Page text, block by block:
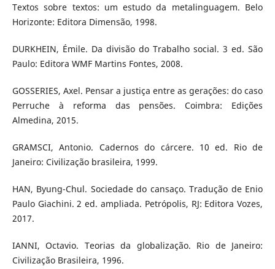
Textos sobre textos: um estudo da metalinguagem. Belo
Horizonte: Editora Dimensão, 1998.
DURKHEIN, Émile. Da divisão do Trabalho social. 3 ed. São
Paulo: Editora WMF Martins Fontes, 2008.
GOSSERIES, Axel. Pensar a justiça entre as gerações: do caso
Perruche à reforma das pensões. Coimbra: Edições
Almedina, 2015.
GRAMSCI, Antonio. Cadernos do cárcere. 10 ed. Rio de
Janeiro: Civilização brasileira, 1999.
HAN, Byung-Chul. Sociedade do cansaço. Tradução de Enio
Paulo Giachini. 2 ed. ampliada. Petrópolis, RJ: Editora Vozes,
2017.
IANNI, Octavio. Teorias da globalização. Rio de Janeiro:
Civilização Brasileira, 1996.